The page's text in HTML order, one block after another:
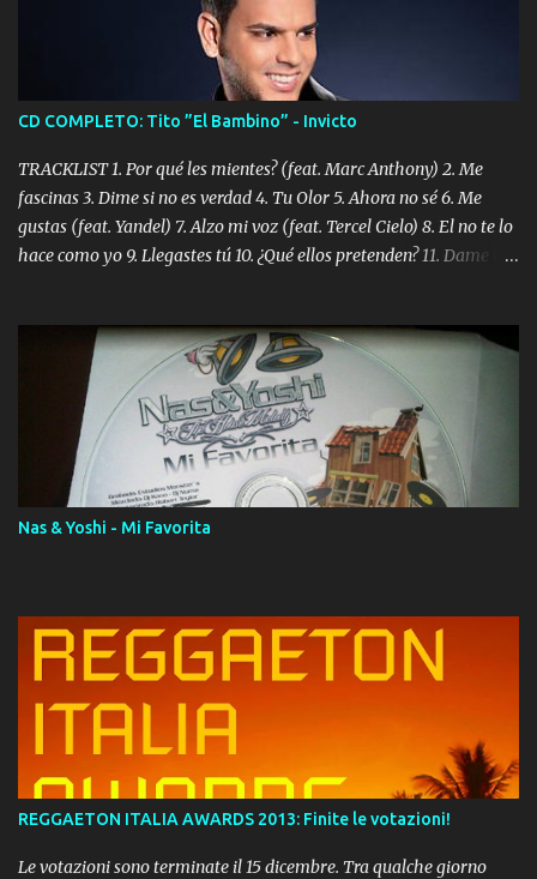
CD COMPLETO: Tito ”El Bambino” - Invicto
TRACKLIST 1. Por qué les mientes? (feat. Marc Anthony) 2. Me
fascinas 3. Dime si no es verdad 4. Tu Olor 5. Ahora no sé 6. Me
gustas (feat. Yandel) 7. Alzo mi voz (feat. Tercel Cielo) 8. El no te lo
hace como yo 9. Llegastes tú 10. ¿Qué ellos pretenden? 11. Dame la
Digital Booklet – Invicto ----------------------------- Nota:
Album proposto al massimo della qualità in formato iTunes Plus
AAC M4A; comprato su iTunes e a disposizione vostra per il
download. REGGAETON ITALIA Nosotros Somos Los Del
Momento!
Nas & Yoshi - Mi Favorita
REGGAETON ITALIA AWARDS 2013: Finite le votazioni!
Le votazioni sono terminate il 15 dicembre. Tra qualche giorno